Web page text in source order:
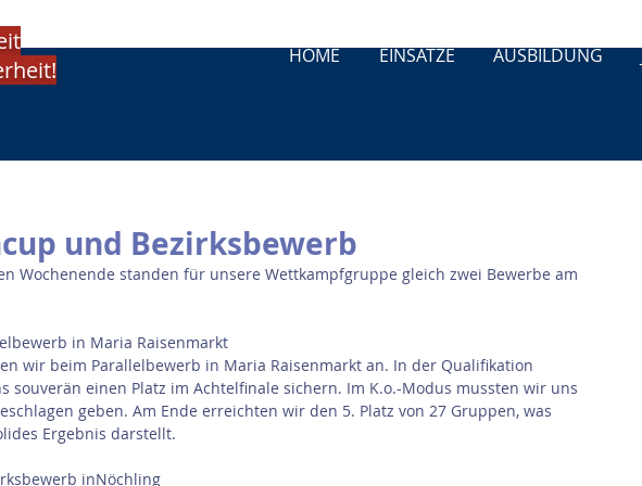
HOME EINSÄTZE AUSBILDUNG
und Bezirksbewerb
Wochenende standen für unsere Wettkampfgruppe gleich zwei Bewerbe am
in Maria Raisenmarkt
wir beim Parallelbewerb in Maria Raisenmarkt an. In der Qualifikation
souverän einen Platz im Achtelfinale sichern. Im K.o.-Modus mussten wir uns
geben. Am Ende erreichten wir den 5. Platz von 27 Gruppen, was
Ergebnis darstellt.
inNöchling